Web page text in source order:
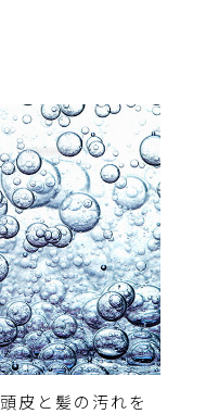
頭皮と髪の汚れを